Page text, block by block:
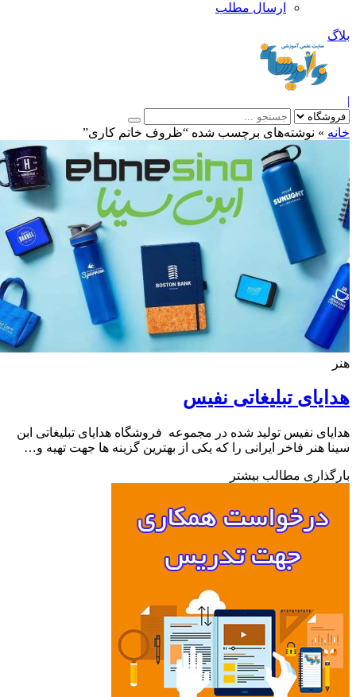
ارسال مطلب
»نوشته‌های برچسب شده “ظروف خاتم کاری”
تبلیغاتی نفیس
نفیس تولید شده در مجموعه فروشگاه هدایای تبلیغاتی ابن
هنر فاخر ایرانی را که یکی از بهترین گزینه ها جهت تهیه و…
مطالب بیشتر